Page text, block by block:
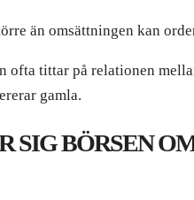
än omsättningen kan
ofta tittar på relationen
gamla.
SIG BÖRSEN